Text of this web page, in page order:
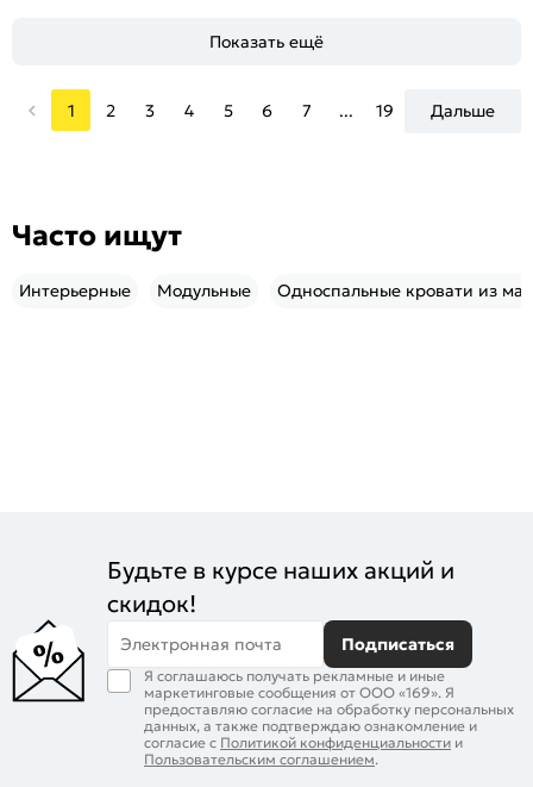
Показать ещё
1 2 3 4 5 6 7 ... 19 Дальше
Часто ищут
Интерьерные Модульные Односпальные кровати из
Будьте в курсе наших акций и
скидок!
Электронная почта Подписаться
Я соглашаюсь получать рекламные и иные
маркетинговые сообщения от ООО «169». Я
предоставляю согласие на обработку персональных
данных, а также подтверждаю ознакомление и
согласие с Политикой конфиденциальности и
Пользовательским соглашением.